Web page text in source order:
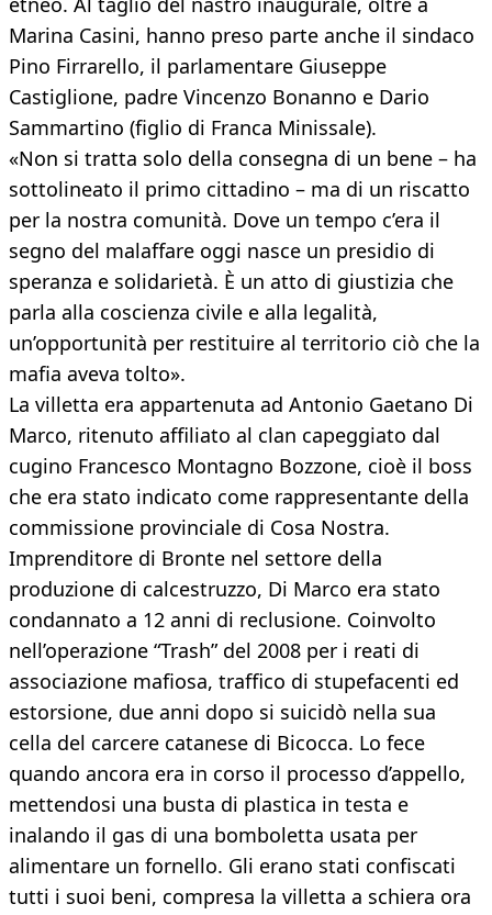
Marina Casini, hanno preso parte anche il sindaco
Pino Firrarello, il parlamentare Giuseppe
Castiglione, padre Vincenzo Bonanno e Dario
Sammartino (figlio di Franca Minissale).
«Non si tratta solo della consegna di un bene – ha
sottolineato il primo cittadino – ma di un riscatto
per la nostra comunità. Dove un tempo c’era il
segno del malaffare oggi nasce un presidio di
speranza e solidarietà. È un atto di giustizia che
parla alla coscienza civile e alla legalità,
un’opportunità per restituire al territorio ciò che la
mafia aveva tolto».
La villetta era appartenuta ad Antonio Gaetano Di
Marco, ritenuto affiliato al clan capeggiato dal
cugino Francesco Montagno Bozzone, cioè il boss
che era stato indicato come rappresentante della
commissione provinciale di Cosa Nostra.
Imprenditore di Bronte nel settore della
produzione di calcestruzzo, Di Marco era stato
condannato a 12 anni di reclusione. Coinvolto
nell’operazione “Trash” del 2008 per i reati di
associazione mafiosa, traffico di stupefacenti ed
estorsione, due anni dopo si suicidò nella sua
cella del carcere catanese di Bicocca. Lo fece
quando ancora era in corso il processo d’appello,
mettendosi una busta di plastica in testa e
inalando il gas di una bomboletta usata per
alimentare un fornello. Gli erano stati confiscati
tutti i suoi beni, compresa la villetta a schiera ora